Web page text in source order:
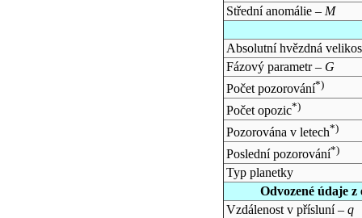
Střední anomálie – M
Absolutní hvězdná
Fázový parametr – G
Počet pozorování*)
Počet opozic*)
Pozorována v letech*)
Poslední pozorování*)
Typ planetky
Odvozené údaje
Vzdálenost v přísluní – q